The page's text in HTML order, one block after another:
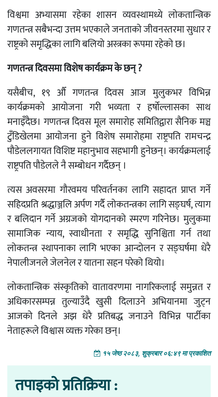
विश्वमा अभ्यासमा रहेका शासन व्यवस्थामध्ये लोकतान्त्रिक
गणतन्त्र सबैभन्दा उत्तम भएकाले जनताको जीवनस्तरमा सुधार र
राष्ट्रको समृद्धिका लागि बलियो अस्त्रका रूपमा रहेको छ।
गणतन्त्र दिवसमा विशेष कार्यक्रम के छन् ?
यसैबीच, १९ औँ गणतन्त्र दिवस आज मुलुकभर विभिन्न
कार्यक्रमको आयोजना गरी भव्यता र हर्षोल्लासका साथ
मनाइँदैछ। गणतन्त्र दिवस मूल समारोह समितिद्वारा सैनिक मञ्च
टुँडिखेलमा आयोजना हुने विशेष समारोहमा राष्ट्रपति रामचन्द्र
पौडेललगायत विशिष्ट महानुभाव सहभागी हुनेछन्। कार्यक्रमलाई
राष्ट्रपति पौडेलले नै सम्बोधन गर्दैछन् ।
त्यस अवसरमा गौरवमय परिवर्तनका लागि सहादत प्राप्त गर्ने
सहिदप्रति श्रद्धाञ्जलि अर्पण गर्दै लोकतन्त्रका लागि सङ्घर्ष, त्याग
र बलिदान गर्ने अग्रजको योगदानको स्मरण गरिनेछ। मुलुकमा
सामाजिक न्याय, स्वाधीनता र समृद्धि सुनिश्चिता गर्न तथा
लोकतन्त्र स्थापनाका लागि भएका आन्दोलन र सङ्घर्षमा धेरै
नेपालीजनले जेलनेल र यातना सहन परेको थियो।
लोकतान्त्रिक संस्कृतिको वातावरणमा नागरिकलाई समुन्नत र
अधिकारसम्पन्न तुल्याउँदै खुसी दिलाउने अभियानमा जुट्न
आजको दिनले अझ धेरै प्रतिबद्ध जनाउने विभिन्न पार्टीका
नेताहरूले विश्वास व्यक्त गरेका छन्।
१५ जेष्ठ २०८३, शुक्रबार ०६:४९ मा प्रकाशित
तपाइको प्रतिक्रिया :